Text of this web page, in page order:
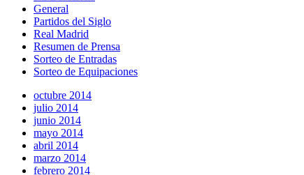
General
Partidos del Siglo
Real Madrid
Resumen de Prensa
Sorteo de Entradas
Sorteo de Equipaciones
octubre 2014
julio 2014
junio 2014
mayo 2014
abril 2014
marzo 2014
febrero 2014